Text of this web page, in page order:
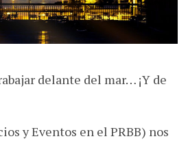
delante del mar… ¡Y de
y Eventos en el PRBB) nos